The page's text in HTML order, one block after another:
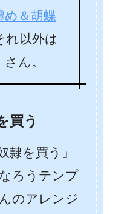
め＆胡蝶
れ以外は
さん。
買う
隷を買う」
ろうテンプ
のアレンジ